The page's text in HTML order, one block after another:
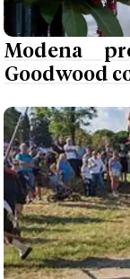
Modena
Goodwood